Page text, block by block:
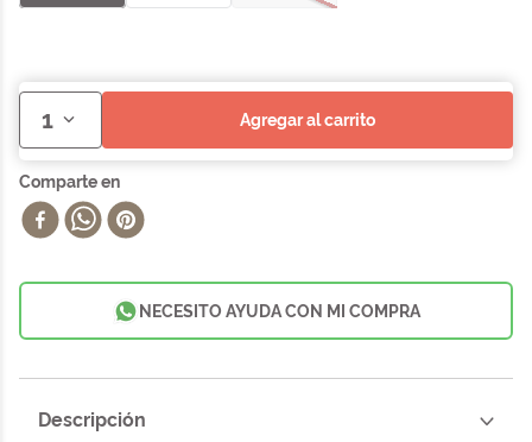
1 agregar al carrito
NECESITO AYUDA CON MI COMPRA
Descripción